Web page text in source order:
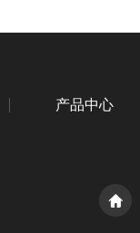
产品中心